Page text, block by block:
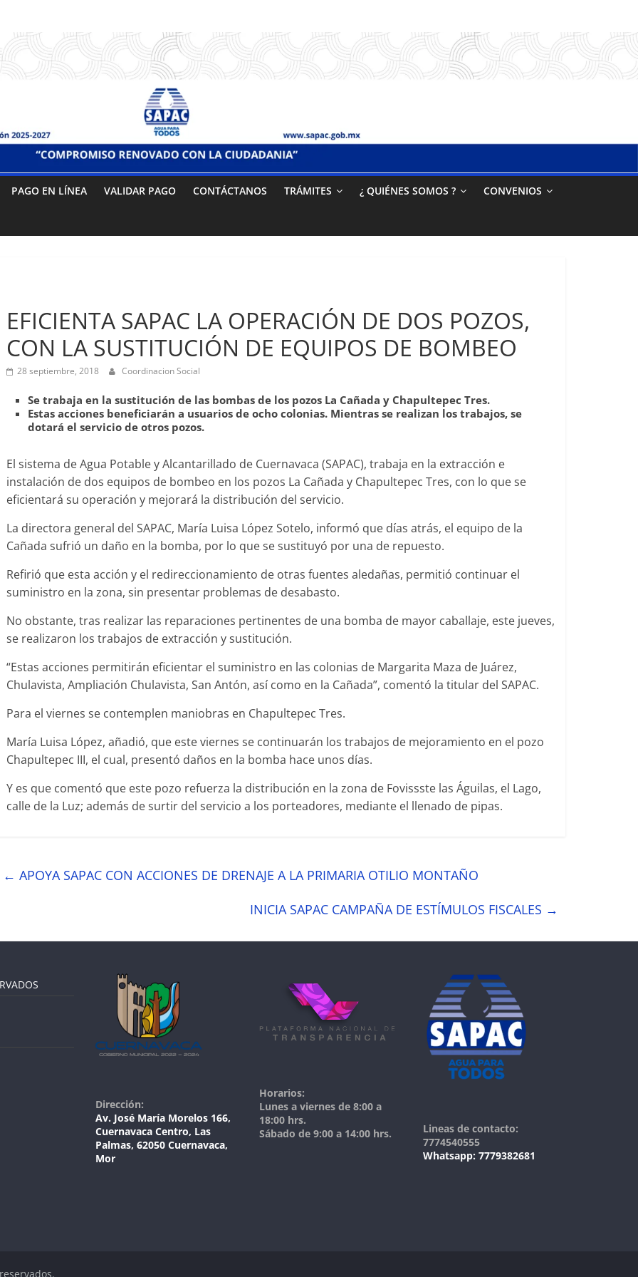
PAGO EN LÍNEA VALIDAR PAGO CONTÁCTANOS TRÁMITES ¿ QUIÉNES SOMOS ? CONVENIOS
EFICIENTA SAPAC LA OPERACIÓN DE DOS POZOS,
CON LA SUSTITUCIÓN DE EQUIPOS DE BOMBEO
28 septiembre, 2018 Coordinacion Social
Se trabaja en la sustitución de las bombas de los pozos La Cañada y Chapultepec Tres.
Estas acciones beneficiarán a usuarios de ocho colonias. Mientras se realizan los trabajos, se
dotará el servicio de otros pozos.
El sistema de Agua Potable y Alcantarillado de Cuernavaca (SAPAC), trabaja en la extracción e
instalación de dos equipos de bombeo en los pozos La Cañada y Chapultepec Tres, con lo que se
eficientará su operación y mejorará la distribución del servicio.
La directora general del SAPAC, María Luisa López Sotelo, informó que días atrás, el equipo de la
Cañada sufrió un daño en la bomba, por lo que se sustituyó por una de repuesto.
Refirió que esta acción y el redireccionamiento de otras fuentes aledañas, permitió continuar el
suministro en la zona, sin presentar problemas de desabasto.
No obstante, tras realizar las reparaciones pertinentes de una bomba de mayor caballaje, este jueves,
se realizaron los trabajos de extracción y sustitución.
“Estas acciones permitirán eficientar el suministro en las colonias de Margarita Maza de Juárez,
Chulavista, Ampliación Chulavista, San Antón, así como en la Cañada”, comentó la titular del SAPAC.
Para el viernes se contemplen maniobras en Chapultepec Tres.
María Luisa López, añadió, que este viernes se continuarán los trabajos de mejoramiento en el pozo
Chapultepec III, el cual, presentó daños en la bomba hace unos días.
Y es que comentó que este pozo refuerza la distribución en la zona de Fovissste las Águilas, el Lago,
calle de la Luz; además de surtir del servicio a los porteadores, mediante el llenado de pipas.
← APOYA SAPAC CON ACCIONES DE DRENAJE A LA PRIMARIA OTILIO MONTAÑO
INICIA SAPAC CAMPAÑA DE ESTÍMULOS FISCALES →
Dirección:
Av. José María Morelos 166,
Cuernavaca Centro, Las
Palmas, 62050 Cuernavaca,
Mor
Horarios:
Lunes a viernes de 8:00 a
18:00 hrs.
Sábado de 9:00 a 14:00 hrs.
Lineas de contacto:
7774540555
Whatsapp: 7779382681